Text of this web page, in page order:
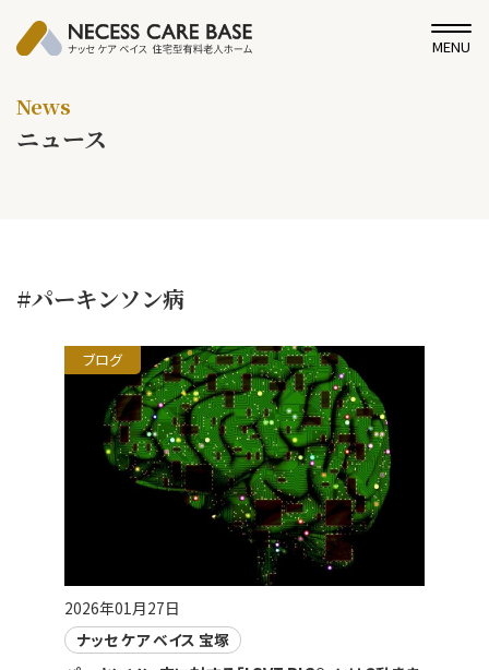
MENU
News
ニュース
#パーキンソン病
ブログ
2026年01月27日
ナッセ ケア ベイス 宝塚